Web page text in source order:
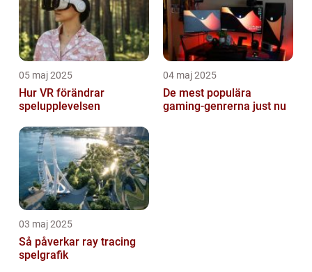
05 maj 2025
Hur VR förändrar
spelupplevelsen
04 maj 2025
De mest populära
gaming-genrerna just nu
03 maj 2025
Så påverkar ray tracing
spelgrafik